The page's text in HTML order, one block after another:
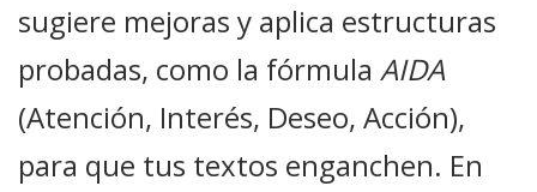
sugiere mejoras y aplica estructuras
probadas, como la fórmula AIDA
(Atención, Interés, Deseo, Acción),
para que tus textos enganchen. En